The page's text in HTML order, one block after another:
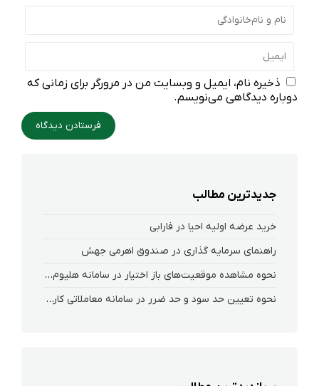
ذخیره نام، ایمیل و وبسایت من در مرورگر برای زمانی که
دوباره دیدگاهی می‌نویسم.
جدیدترین مطالب
خرید عرضه اولیه احیا در فارابی
راهنمای سرمایه گذاری در صندوق اهرمی جهش
نحوه‌ مشاهده‌ موقعیت‌های باز اختیار در سامانه هلیوم و نکست
نحوه تعیین حد سود و حد ضرر در سامانه معاملاتی کارگزاری فارابی